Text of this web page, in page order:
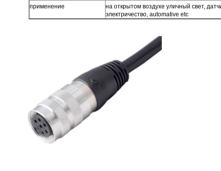
применение
на открытом воздухе уличный свет,
электричество, automative etc